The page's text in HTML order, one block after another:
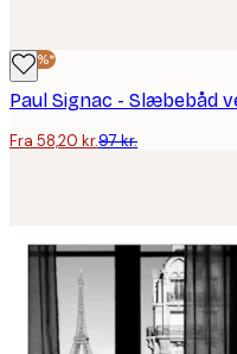
-40%*
Fra 58,20 kr.97 kr.